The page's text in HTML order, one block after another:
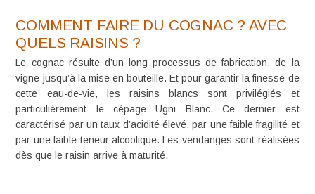
COMMENT FAIRE DU COGNAC ? AVEC
QUELS RAISINS ?
Le cognac résulte d’un long processus de fabrication, de la
vigne jusqu’à la mise en bouteille. Et pour garantir la finesse de
cette eau-de-vie, les raisins blancs sont privilégiés et
particulièrement lecépage Ugni Blanc. Ce dernier est
caractérisé par un taux d’acidité élevé, par une faible fragilité et
par une faible teneur alcoolique. Les vendanges sont réalisées
dès que le raisin arrive à maturité.